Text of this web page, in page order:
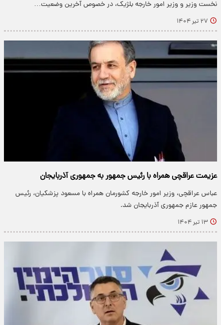
نخست وزیر و وزیر امور خارجه بلژیک، در خصوص آخرین وضعیت…
۲۷ تیر ۱۴۰۴
عزیمت عراقچی همراه با رئیس جمهور به جمهوری آذربایجان
عباس عراقچی، وزیر امور خارجه کشورمان همراه با مسعود پزشکیان، رئیس
جمهور عازم جمهوری آذربایجان شد.
۱۳ تیر ۱۴۰۴